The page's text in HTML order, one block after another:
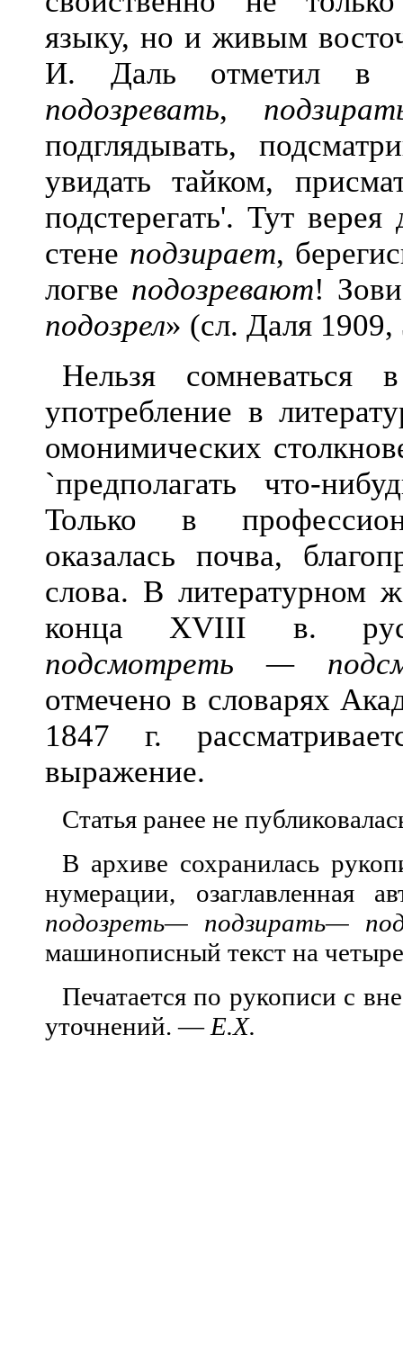
языку, но и живым
И. Даль отметил в
подозревать,
подглядывать,
увидать тайком,
подстерегать'. Тут
стене подзирает,
логве подозревают!
подозрел» (сл. Даля 1909,
Нельзя
употребление в
омонимических
`предполагать что-
Только в
оказалась почва,
слова. В литературном
конца XVIII в.
подсмотреть —
отмечено в словарях
1847 г.
выражение.
Статья ранее не
В архиве сохранилась
нумерации, озаглавленная
подозреть— подзирать—
машинописный текст на
Печатается по рукописи с
уточнений. — Е.X.